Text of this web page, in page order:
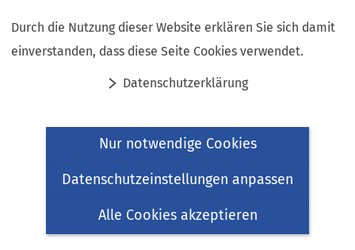
Durch die Nutzung dieser Website erklären Sie sich damit
einverstanden, dass diese Seite Cookies verwendet.
Datenschutzerklärung
Nur notwendige Cookies
Datenschutzeinstellungen anpassen
Alle Cookies akzeptieren
Inhalt anspringen